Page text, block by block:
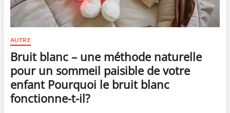
AUTRE
Bruit blanc – une méthode naturelle
pour un sommeil paisible de votre
enfant Pourquoi le bruit blanc
fonctionne-t-il?